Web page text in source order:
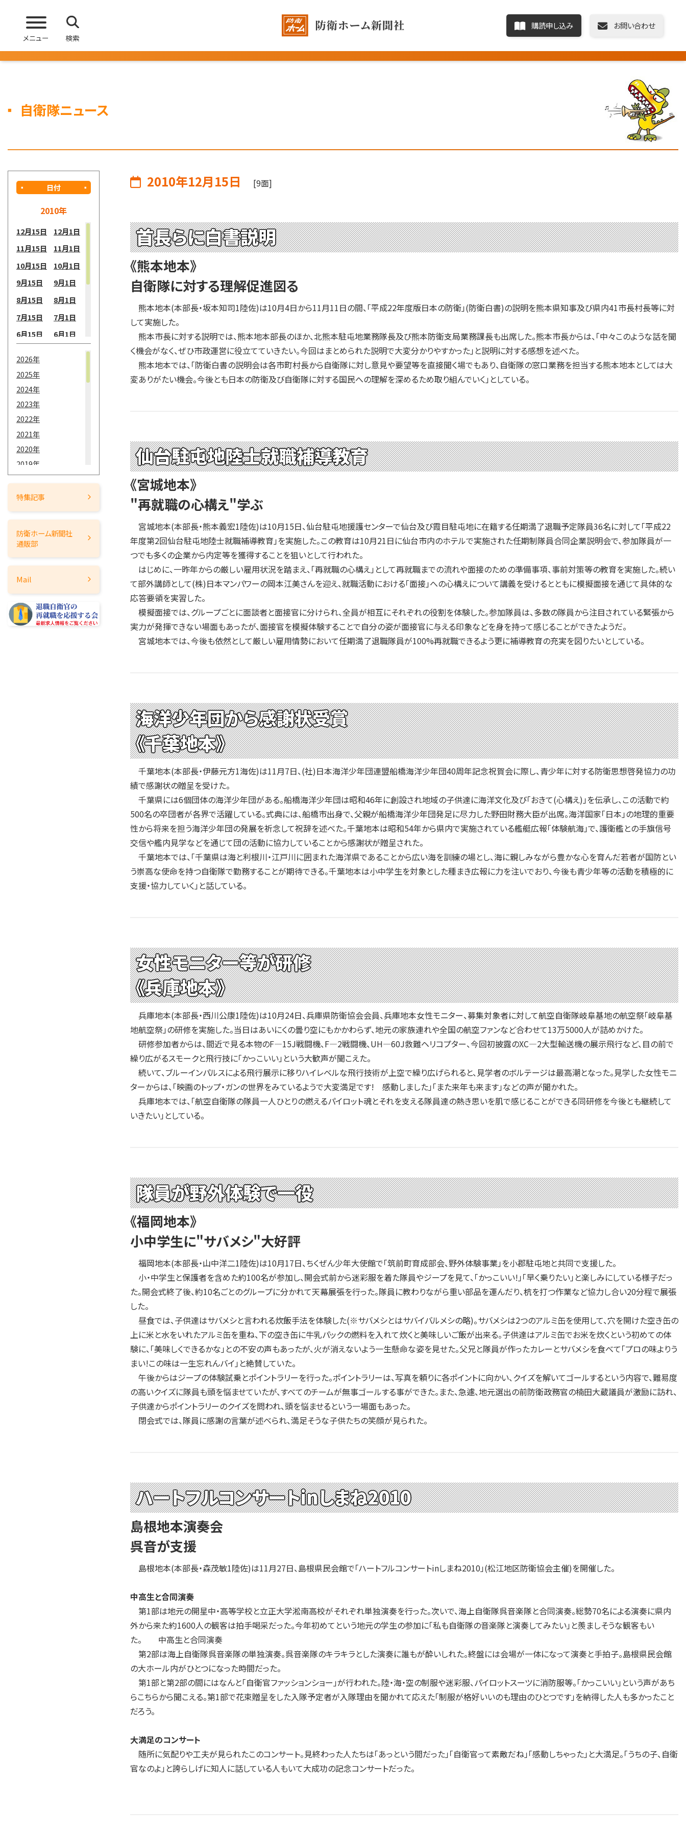
メニュー 検索
購読申し込み お問い合わせ
自衛隊ニュース
日付
2010年
12月15日
12月1日
11月15日
11月1日
10月15日
10月1日
9月15日
9月1日
8月15日
8月1日
7月15日
7月1日
6月15日
6月1日
3月15日
2月15日
1月15日
2026年
2025年
2024年
2023年
2022年
2021年
2020年
2019年
2018年
2017年
2014年
2012年
2011年
2009年
2008年
特集記事
防衛ホーム新聞社
通販部
Mail
2010年12月15日 [9面]
首長らに白書説明
《熊本地本》
自衛隊に対する理解促進図る
熊本地本(本部長・坂本知司1陸佐)は10月4日から11月11日の間、「平成22年度版日本の防衛」(防衛白書)の説明を熊本県知事及び県内41市長村長等に対
して実施した。
熊本市長に対する説明では、熊本地本部長のほか、北熊本駐屯地業務隊長及び熊本防衛支局業務課長も出席した。熊本市長からは、「中々このような話を聞
く機会がなく、ぜひ市政運営に役立てていきたい。今回はまとめられた説明で大変分かりやすかった」と説明に対する感想を述べた。
熊本地本では、「防衛白書の説明会は各市町村長から自衛隊に対し意見や要望等を直接聞く場でもあり、自衛隊の窓口業務を担当する熊本地本としては大
変ありがたい機会。今後とも日本の防衛及び自衛隊に対する国民への理解を深めるため取り組んでいく」としている。
仙台駐屯地陸士就職補導教育
《宮城地本》
"再就職の心構え"学ぶ
宮城地本(本部長・熊本義宏1陸佐)は10月15日、仙台駐屯地援護センターで仙台及び霞目駐屯地に在籍する任期満了退職予定隊員36名に対して「平成22
年度第2回仙台駐屯地陸士就職補導教育」を実施した。この教育は10月21日に仙台市内のホテルで実施された任期制隊員合同企業説明会で、参加隊員が一
つでも多くの企業から内定等を獲得することを狙いとして行われた。
はじめに、一昨年からの厳しい雇用状況を踏まえ、「再就職の心構え」として再就職までの流れや面接のための準備事項、事前対策等の教育を実施した。続い
て部外講師として(株)日本マンパワーの岡本江美さんを迎え、就職活動における「面接」への心構えについて講義を受けるとともに模擬面接を通じて具体的な
応答要領を実習した。
模擬面接では、グループごとに面談者と面接官に分けられ、全員が相互にそれぞれの役割を体験した。参加隊員は、多数の隊員から注目されている緊張から
実力が発揮できない場面もあったが、面接官を模擬体験することで自分の姿が面接官に与える印象などを身を持って感じることができたようだ。
宮城地本では、今後も依然として厳しい雇用情勢において任期満了退職隊員が100%再就職できるよう更に補導教育の充実を図りたいとしている。
海洋少年団から感謝状受賞
《千葉地本》
千葉地本(本部長・伊藤元方1海佐)は11月7日、(社)日本海洋少年団連盟船橋海洋少年団40周年記念祝賀会に際し、青少年に対する防衛思想啓発協力の功
績で感謝状の贈呈を受けた。
千葉県には6個団体の海洋少年団がある。船橋海洋少年団は昭和46年に創設され地域の子供達に海洋文化及び「おきて(心構え)」を伝承し、この活動で約
500名の卒団者が各界で活躍している。式典には、船橋市出身で、父親が船橋海洋少年団発足に尽力した野田財務大臣が出席。海洋国家「日本」の地理的重要
性から将来を担う海洋少年団の発展を祈念して祝辞を述べた。千葉地本は昭和54年から県内で実施されている艦艇広報「体験航海」で、護衛艦との手旗信号
交信や艦内見学などを通じて団の活動に協力していることから感謝状が贈呈された。
千葉地本では、「千葉県は海と利根川・江戸川に囲まれた海洋県であることから広い海を訓練の場とし、海に親しみながら豊かな心を育んだ若者が国防とい
う崇高な使命を持つ自衛隊で勤務することが期待できる。千葉地本は小中学生を対象とした種まき広報に力を注いでおり、今後も青少年等の活動を積極的に
支援・協力していく」と話している。
女性モニター等が研修
《兵庫地本》
兵庫地本(本部長・西川公康1陸佐)は10月24日、兵庫県防衛協会会員、兵庫地本女性モニター、募集対象者に対して航空自衛隊岐阜基地の航空祭「岐阜基
地航空祭」の研修を実施した。当日はあいにくの曇り空にもかかわらず、地元の家族連れや全国の航空ファンなど合わせて13万5000人が詰めかけた。
研修参加者からは、間近で見る本物のF—15J戦闘機、F—2戦闘機、UH—60J救難ヘリコプター、今回初披露のXC—2大型輸送機の展示飛行など、目の前で
繰り広がるスモークと飛行技に「かっこいい」という大歓声が聞こえた。
続いて、ブルーインパルスによる飛行展示に移りハイレベルな飛行技術が上空で繰り広げられると、見学者のボルテージは最高潮となった。見学した女性モニ
ターからは、「映画のトップ・ガンの世界をみているようで大変満足です! 感動しました」「また来年も来ます」などの声が聞かれた。
兵庫地本では、「航空自衛隊の隊員一人ひとりの燃えるパイロット魂とそれを支える隊員達の熱き思いを肌で感じることができる同研修を今後とも継続して
いきたい」としている。
隊員が野外体験で一役
《福岡地本》
小中学生に"サバメシ"大好評
福岡地本(本部長・山中洋二1陸佐)は10月17日、ちくぜん少年大使館で「筑前町育成部会、野外体験事業」を小郡駐屯地と共同で支援した。
小・中学生と保護者を含めた約100名が参加し、開会式前から迷彩服を着た隊員やジープを見て、「かっこいい!」「早く乗りたい」と楽しみにしている様子だっ
た。開会式終了後、約10名ごとのグループに分かれて天幕展張を行った。隊員に教わりながら重い部品を運んだり、杭を打つ作業など協力し合い20分程で展張
した。
昼食では、子供達はサバメシと言われる炊飯手法を体験した(※サバメシとはサバイバルメシの略)。サバメシは2つのアルミ缶を使用して、穴を開けた空き缶の
上に米と水をいれたアルミ缶を重ね、下の空き缶に牛乳パックの燃料を入れて炊くと美味しいご飯が出来る。子供達はアルミ缶でお米を炊くという初めての体
験に、「美味しくできるかな」との不安の声もあったが、火が消えないよう一生懸命な姿を見せた。父兄と隊員が作ったカレーとサバメシを食べて「プロの味よりう
まい!この味は一生忘れんバイ」と絶賛していた。
午後からはジープの体験試乗とポイントラリーを行った。ポイントラリーは、写真を頼りに各ポイントに向かい、クイズを解いてゴールするという内容で、難易度
の高いクイズに隊員も頭を悩ませていたが、すべてのチームが無事ゴールする事ができた。また、急遽、地元選出の前防衛政務官の楠田大蔵議員が激励に訪れ、
子供達からポイントラリーのクイズを問われ、頭を悩ませるという一場面もあった。
閉会式では、隊員に感謝の言葉が述べられ、満足そうな子供たちの笑顔が見られた。
ハートフルコンサートinしまね2010
島根地本演奏会
呉音が支援
島根地本(本部長・森茂敏1陸佐)は11月27日、島根県民会館で「ハートフルコンサートinしまね2010」(松江地区防衛協会主催)を開催した。
中高生と合同演奏
第1部は地元の開星中・高等学校と立正大学淞南高校がそれぞれ単独演奏を行った。次いで、海上自衛隊呉音楽隊と合同演奏。総勢70名による演奏に県内
外から来た約1600人の観客は拍手喝采だった。今年初めてという地元の学生の参加に「私も自衛隊の音楽隊と演奏してみたい」と羨ましそうな観客もい
た。 中高生と合同演奏
第2部は海上自衛隊呉音楽隊の単独演奏。呉音楽隊のキラキラとした演奏に誰もが酔いしれた。終盤には会場が一体になって演奏と手拍子。島根県民会館
の大ホール内がひとつになった時間だった。
第1部と第2部の間にはなんと「自衛官ファッションショー」が行われた。陸・海・空の制服や迷彩服、パイロットスーツに消防服等。「かっこいい」という声があち
らこちらから聞こえる。第1部で花束贈呈をした入隊予定者が入隊理由を聞かれて応えた「制服が格好いいのも理由のひとつです」を納得した人も多かったこと
だろう。
大満足のコンサート
随所に気配りや工夫が見られたこのコンサート。見終わった人たちは「あっという間だった」「自衛官って素敵だね」「感動しちゃった」と大満足。「うちの子、自衛
官なのよ」と誇らしげに知人に話している人もいて大成功の記念コンサートだった。